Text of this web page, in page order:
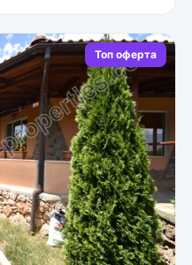
Топ оферта